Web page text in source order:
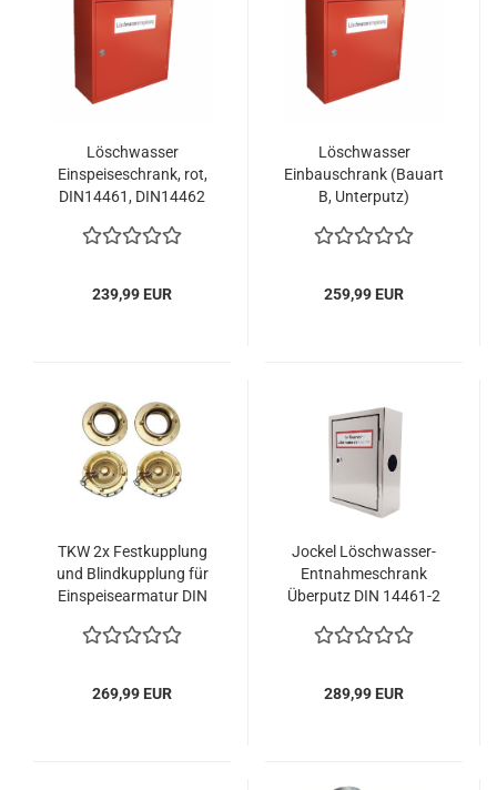
Löschwasser
Einspeiseschrank, rot,
DIN14461, DIN14462
239,99 EUR
Löschwasser
Einbauschrank (Bauart
B, Unterputz)
DIN14461-2
259,99 EUR
TKW 2x Festkupplung
und Blindkupplung für
Einspeisearmatur DIN
269,99 EUR
Jockel Löschwasser-
Entnahmeschrank
Überputz DIN 14461-2
289,99 EUR